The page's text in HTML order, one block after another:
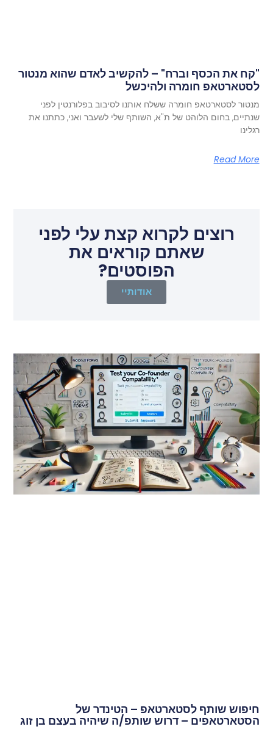
"קח את הכסף וברח" – להקשיב לאדם שהוא מנטור
לסטארטאפ חומרה ולהיכשל
מנטור לסטארטאפ חומרה ששלח אותנו לסיבוב בפלורנטין לפני
שנתיים, בחום הלוהט של ת"א, השותף שלי לשעבר ואני, כתתנו את
רגלינו
Read More
רוצים לקרוא קצת עלי לפני
שאתם קוראים את
הפוסטים?
אודותיי
חיפוש שותף לסטארטאפ – הטינדר של
הסטארטאפים – דרוש שותפ/ה שיהיה בעצם בן זוג